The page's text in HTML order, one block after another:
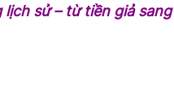
sử – từ tiền giả sang